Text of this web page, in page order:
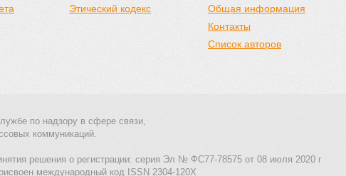
Этический кодекс
Общая информация
Контакты
Список авторов
по надзору в сфере связи,
коммуникаций.
решения о регистрации: серия Эл № ФС77-78575 от 08 июля 2020 г
международный код ISSN 2304-120X